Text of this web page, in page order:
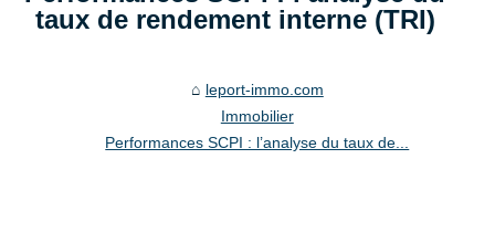
taux de rendement interne (TRI)
leport-immo.com
Immobilier
Performances SCPI : l’analyse du taux de...